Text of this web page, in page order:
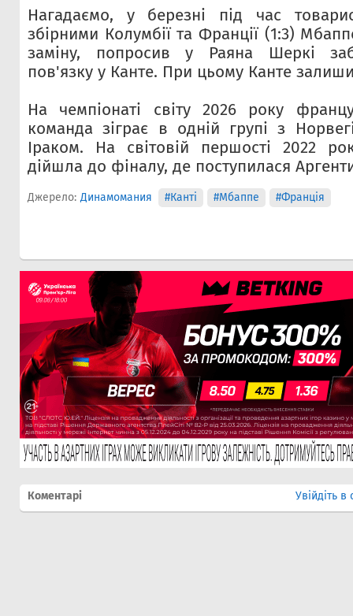
Нагадаємо, у березні під час
збірними Колумбії та Франції (1:3)
заміну, попросив у Раяна Шеркі
пов'язку у Канте. При цьому Канте
На чемпіонаті світу 2026 року
команда зіграє в одній групі з
Іраком. На світовій першості 2022
дійшла до фіналу, де поступилася
Джерело: Динамомания #Канті #Мбаппе #Франція
Коментарі Увійдіть в